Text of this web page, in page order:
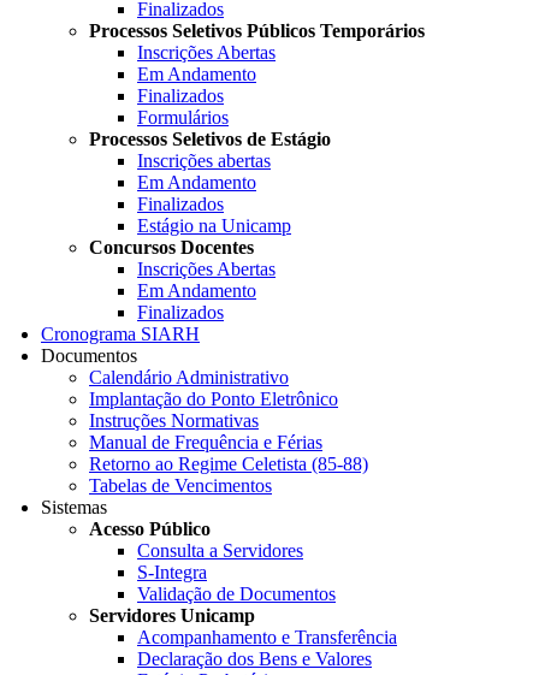
Finalizados
Processos Seletivos Públicos Temporários
Inscrições Abertas
Em Andamento
Finalizados
Formulários
Processos Seletivos de Estágio
Inscrições abertas
Em Andamento
Finalizados
Estágio na Unicamp
Concursos Docentes
Inscrições Abertas
Em Andamento
Finalizados
Cronograma SIARH
Documentos
Calendário Administrativo
Implantação do Ponto Eletrônico
Instruções Normativas
Manual de Frequência e Férias
Retorno ao Regime Celetista (85-88)
Tabelas de Vencimentos
Sistemas
Acesso Público
Consulta a Servidores
S-Integra
Validação de Documentos
Servidores Unicamp
Acompanhamento e Transferência
Declaração dos Bens e Valores